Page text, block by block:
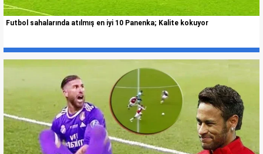
Futbol sahalarında atılmış en iyi 10 Panenka; Kalite kokuyor